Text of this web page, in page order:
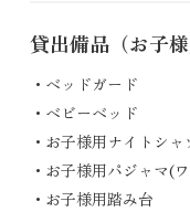
貸出備品（お子様
ベッドガード
ベビーベッド
お子様用ナイトシ
お子様用パジャマ(
お子様用踏み台